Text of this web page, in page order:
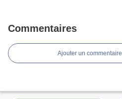
Commentaires
Ajouter un commentaire